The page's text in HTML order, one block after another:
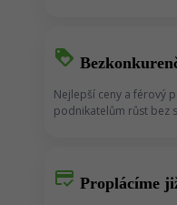
loyalty
Nejlepší ceny a férový
podnikatelům růst bez
credit_score Proplácíme